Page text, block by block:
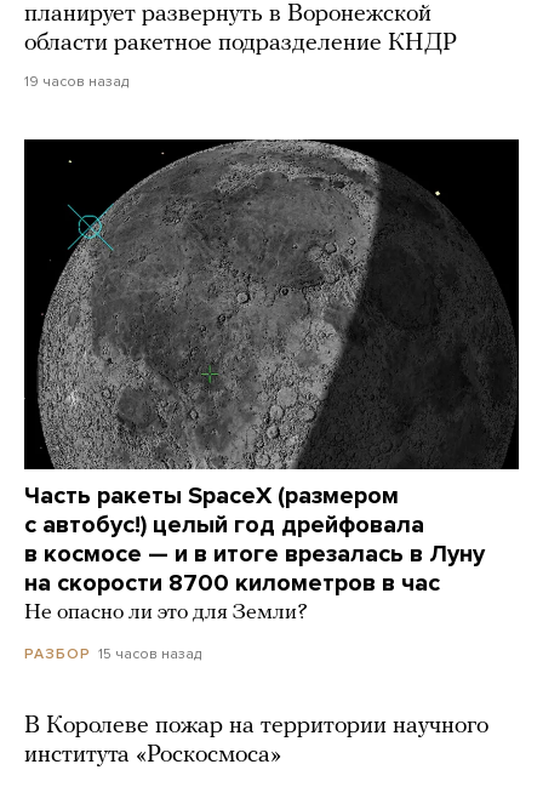
планирует развернуть в Воронежской
области ракетное подразделение КНДР
19 часов назад
Часть ракеты SpaceX (размером
с автобус!) целый год дрейфовала
в космосе — и в итоге врезалась в Луну
на скорости 8700 километров в час
Не опасно ли это для Земли?
РАЗБОР 15 часов назад
В Королеве пожар на территории научного
института «Роскосмоса»